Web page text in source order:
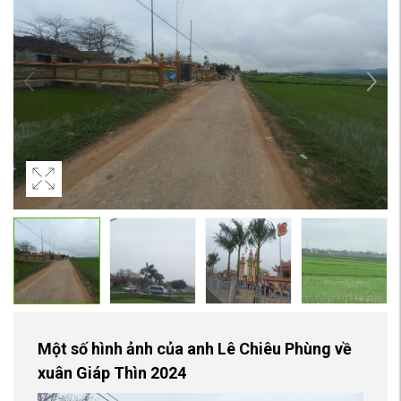
Một số hình ảnh của anh Lê Chiêu Phùng về
xuân Giáp Thìn 2024